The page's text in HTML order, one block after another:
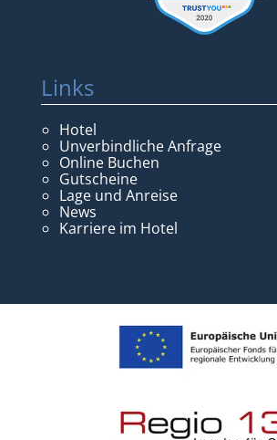
Links
Hotel
Unverbindliche Anfrage
Online Buchen
Gutscheine
Lage und Anreise
News
Karriere im Hotel